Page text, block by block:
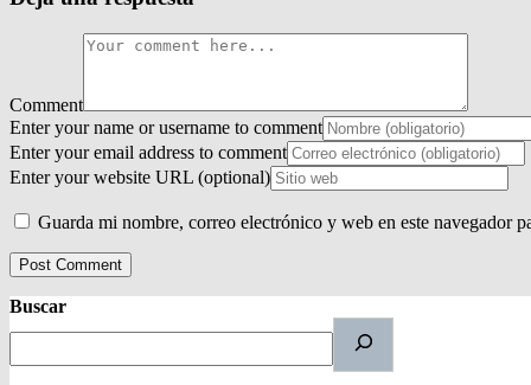
Comment
Enter your name or username to comment
Enter your email address to comment
Enter your website URL (optional)
Guarda mi nombre, correo electrónico y web en este navegador
Buscar